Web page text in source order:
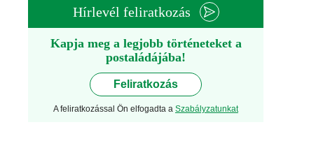
Hírlevél feliratkozás
Kapja meg a legjobb történeteket a
postaládájába!
Feliratkozás
A feliratkozással Ön elfogadta a Szabályzatunkat